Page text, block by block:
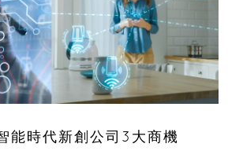
能時代新創公司3大商機